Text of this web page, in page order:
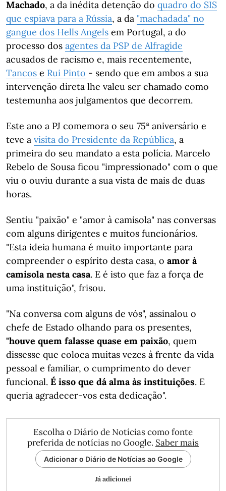
Machado, a da inédita detenção do quadro do SIS
que espiava para a Rússia, a da "machadada" no
gangue dos Hells Angels em Portugal, a do
processo dos agentes da PSP de Alfragide
acusados de racismo e, mais recentemente,
Tancos e Rui Pinto - sendo que em ambos a sua
intervenção direta lhe valeu ser chamado como
testemunha aos julgamentos que decorrem.
Este ano a PJ comemora o seu 75ª aniversário e
teve a visita do Presidente da República, a
primeira do seu mandato a esta polícia. Marcelo
Rebelo de Sousa ficou "impressionado" com o que
viu o ouviu durante a sua vista de mais de duas
horas.
Sentiu "paixão" e "amor à camisola" nas conversas
com alguns dirigentes e muitos funcionários.
"Esta ideia humana é muito importante para
compreender o espírito desta casa, o amor à
camisola nesta casa. E é isto que faz a força de
uma instituição", frisou.
"Na conversa com alguns de vós", assinalou o
chefe de Estado olhando para os presentes,
"houve quem falasse quase em paixão, quem
dissesse que coloca muitas vezes à frente da vida
pessoal e familiar, o cumprimento do dever
funcional. É isso que dá alma às instituições. E
queria agradecer-vos esta dedicação".
Escolha o Diário de Notícias como fonte
preferida de notícias no Google. Saber mais
Adicionar o Diário de Notícias ao Google
Já adicionei